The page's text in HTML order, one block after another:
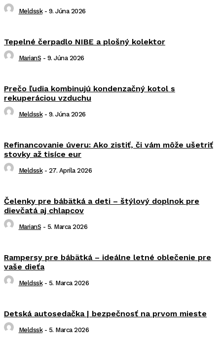
Meldssk - 9. Júna 2026
Tepelné čerpadlo NIBE a plošný kolektor
MarianS - 9. Júna 2026
Prečo ľudia kombinujú kondenzačný kotol s
rekuperáciou vzduchu
Meldssk - 9. Júna 2026
Refinancovanie úveru: Ako zistiť, či vám môže ušetriť
stovky až tisíce eur
Meldssk - 27. Apríla 2026
Čelenky pre bábätká a deti – štýlový doplnok pre
dievčatá aj chlapcov
MarianS - 5. Marca 2026
Rampersy pre bábätká – ideálne letné oblečenie pre
vaše dieťa
Meldssk - 5. Marca 2026
Detská autosedačka | bezpečnosť na prvom mieste
Meldssk - 5. Marca 2026